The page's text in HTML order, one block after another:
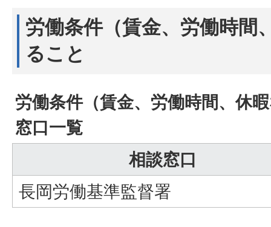
労働条件（賃金、労働時間
ること
労働条件（賃金、労働時間、休
窓口一覧
相談窓口
長岡労働基準監督署